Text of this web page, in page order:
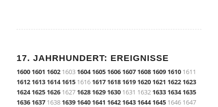
17. JAHRHUNDERT: EREIGNISSE
1600 1601 16021603 1604 1605 1606 1607 1608 1609 16101611
1612 1613 1614 16151616 1617 1618 1619 1620 1621 1622 1623
1624 1625 16261627 1628 1629 16301631 1632 1633 1634 1635
1636 16371638 1639 1640 1641 1642 1643 1644 16451646 1647